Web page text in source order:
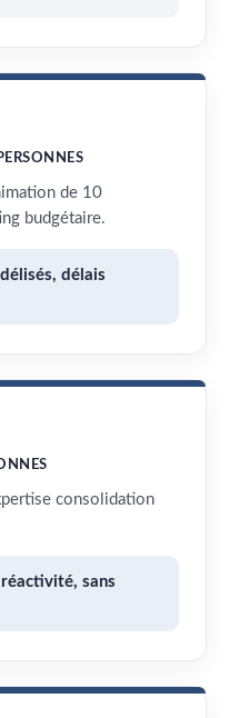
de 10
budgétaire.
délais
consolidation
sans